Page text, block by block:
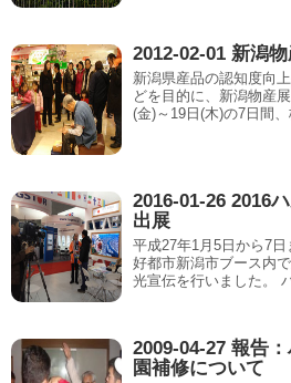
2012-02-01 新潟
新潟県産品の認知度向
どを目的に、新潟物産
(金)～19日(木)の7日間
2016-01-26 2016
出展
平成27年1月5日から7
好都市新潟市ブース内
光宣伝を行いました。
2009-04-27 報告
園補修について